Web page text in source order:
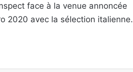
face à la venue annoncée
2020 avec la sélection italienne.